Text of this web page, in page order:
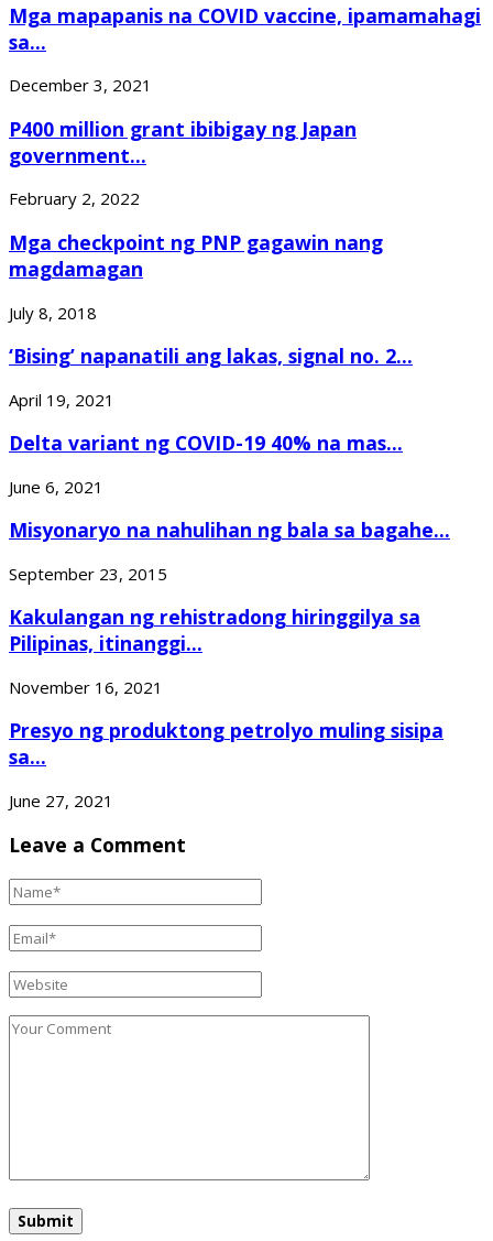
Mga mapapanis na COVID vaccine, ipamamahagi
sa...
December 3, 2021
P400 million grant ibibigay ng Japan
government...
February 2, 2022
Mga checkpoint ng PNP gagawin nang
magdamagan
July 8, 2018
‘Bising’ napanatili ang lakas, signal no. 2...
April 19, 2021
Delta variant ng COVID-19 40% na mas...
June 6, 2021
Misyonaryo na nahulihan ng bala sa bagahe...
September 23, 2015
Kakulangan ng rehistradong hiringgilya sa
Pilipinas, itinanggi...
November 16, 2021
Presyo ng produktong petrolyo muling sisipa
sa...
June 27, 2021
Leave a Comment